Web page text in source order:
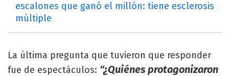
escalones que ganó el millón: tiene esclerosis
múltiple
La última pregunta que tuvieron que responder
fue de espectáculos: “¿Quiénes protagonizaron